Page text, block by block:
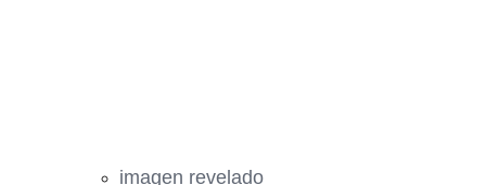
imagen revelado